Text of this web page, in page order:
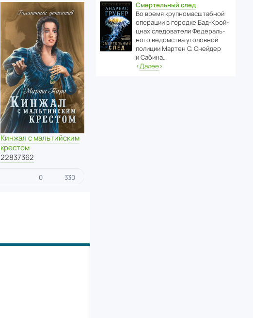
Кинжал с мальтийским
крестом
22837362
0 330
Смертельный след
Во время круп­но­мас­ш­та­бной
операции в городке Бад‑Крой­
цнах следо­ва­тели Феде­раль­
ного ведомства уголо­вной
полиции Мартен С. Снейдер
и Сабина…
‹Далее›